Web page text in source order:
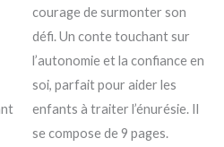
courage de surmonter son
défi. Un conte touchant sur
l’autonomie et la confiance en
soi, parfait pour aider les
enfants à traiter l’énurésie. Il
se compose de 9 pages.